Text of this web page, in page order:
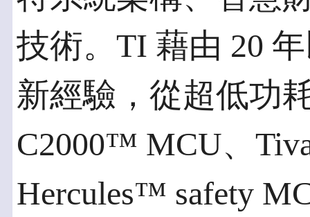
技術。TI 藉由 20
新經驗，從超低功
C2000™ MCU、
Hercules™ safety